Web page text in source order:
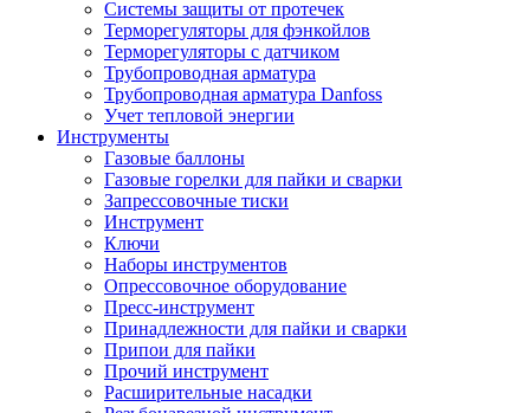
Системы защиты от протечек
Терморегуляторы для фэнкойлов
Терморегуляторы с датчиком
Трубопроводная арматура
Трубопроводная арматура Danfoss
Учет тепловой энергии
Инструменты
Газовые баллоны
Газовые горелки для пайки и сварки
Запрессовочные тиски
Инструмент
Ключи
Наборы инструментов
Опрессовочное оборудование
Пресс-инструмент
Принадлежности для пайки и сварки
Припои для пайки
Прочий инструмент
Расширительные насадки